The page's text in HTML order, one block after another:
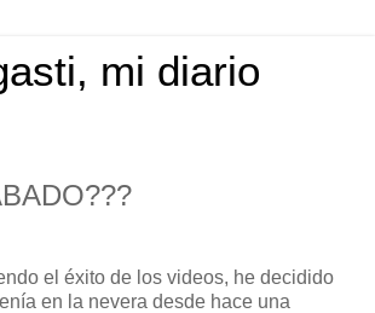
mi diario
el éxito de los videos, he decidido
en la nevera desde hace una